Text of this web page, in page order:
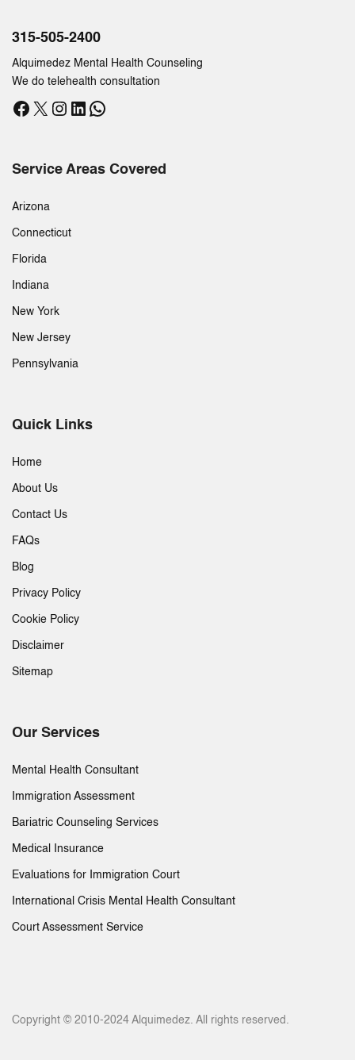
315-505-2400
Alquimedez Mental Health Counseling
We do telehealth consultation
Facebook
X Instagram
LinkedIn
WhatsApp
Service Areas Covered
Arizona
Connecticut
Florida
Indiana
New York
New Jersey
Pennsylvania
Quick Links
Home
About Us
Contact Us
FAQs
Blog
Privacy Policy
Cookie Policy
Disclaimer
Sitemap
Our Services
Mental Health Consultant
Immigration Assessment
Bariatric Counseling Services
Medical Insurance
Evaluations for Immigration Court
International Crisis Mental Health Consultant
Court Assessment Service
Copyright © 2010-2024 Alquimedez. All rights reserved.